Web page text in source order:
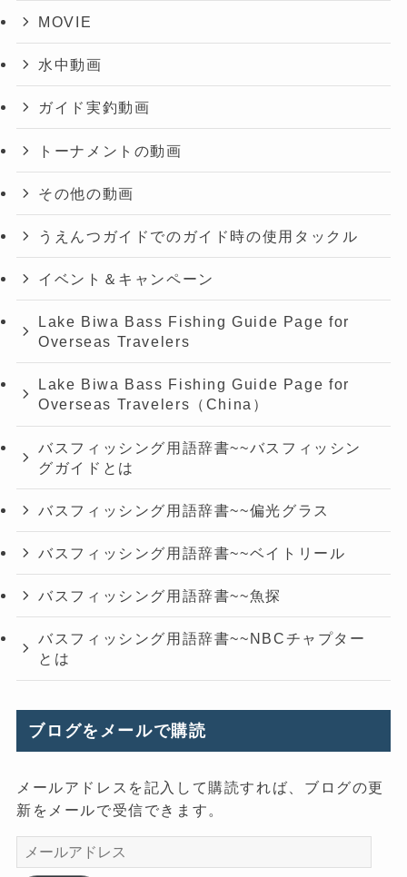
MOVIE
水中動画
ガイド実釣動画
トーナメントの動画
その他の動画
うえんつガイドでのガイド時の使用タックル
イベント＆キャンペーン
Lake Biwa Bass Fishing Guide Page for
Overseas Travelers
Lake Biwa Bass Fishing Guide Page for
Overseas Travelers（China）
バスフィッシング用語辞書~~バスフィッシン
グガイドとは
バスフィッシング用語辞書~~偏光グラス
バスフィッシング用語辞書~~ベイトリール
バスフィッシング用語辞書~~魚探
バスフィッシング用語辞書~~NBCチャプター
とは
ブログをメールで購読
メールアドレスを記入して購読すれば、ブログの更
新をメールで受信できます。
ー